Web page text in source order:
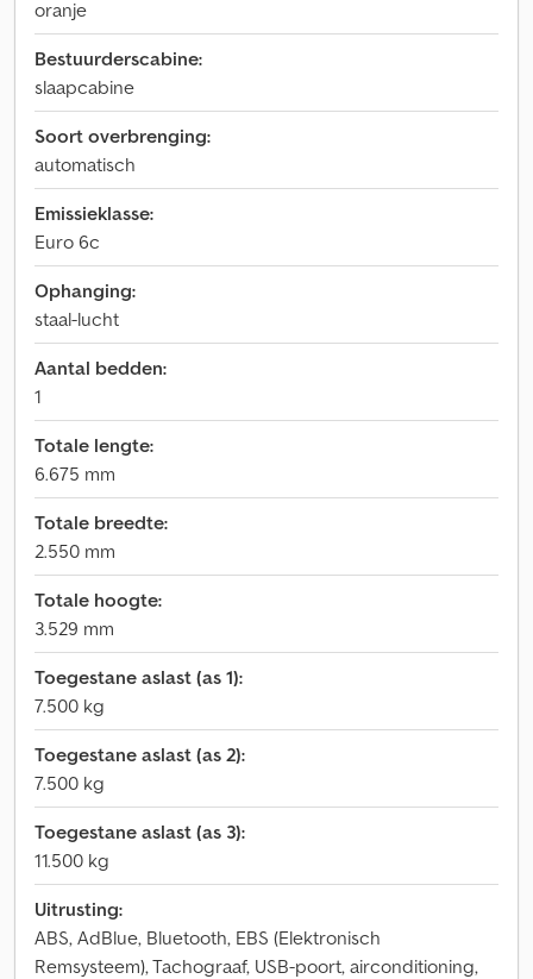
oranje
Bestuurderscabine:
slaapcabine
Soort overbrenging:
automatisch
Emissieklasse:
Euro 6c
Ophanging:
staal-lucht
Aantal bedden:
1
Totale lengte:
6.675 mm
Totale breedte:
2.550 mm
Totale hoogte:
3.529 mm
Toegestane aslast (as 1):
7.500 kg
Toegestane aslast (as 2):
7.500 kg
Toegestane aslast (as 3):
11.500 kg
Uitrusting:
ABS, AdBlue, Bluetooth, EBS (Elektronisch
Remsysteem), Tachograaf, USB-poort, airconditioning,